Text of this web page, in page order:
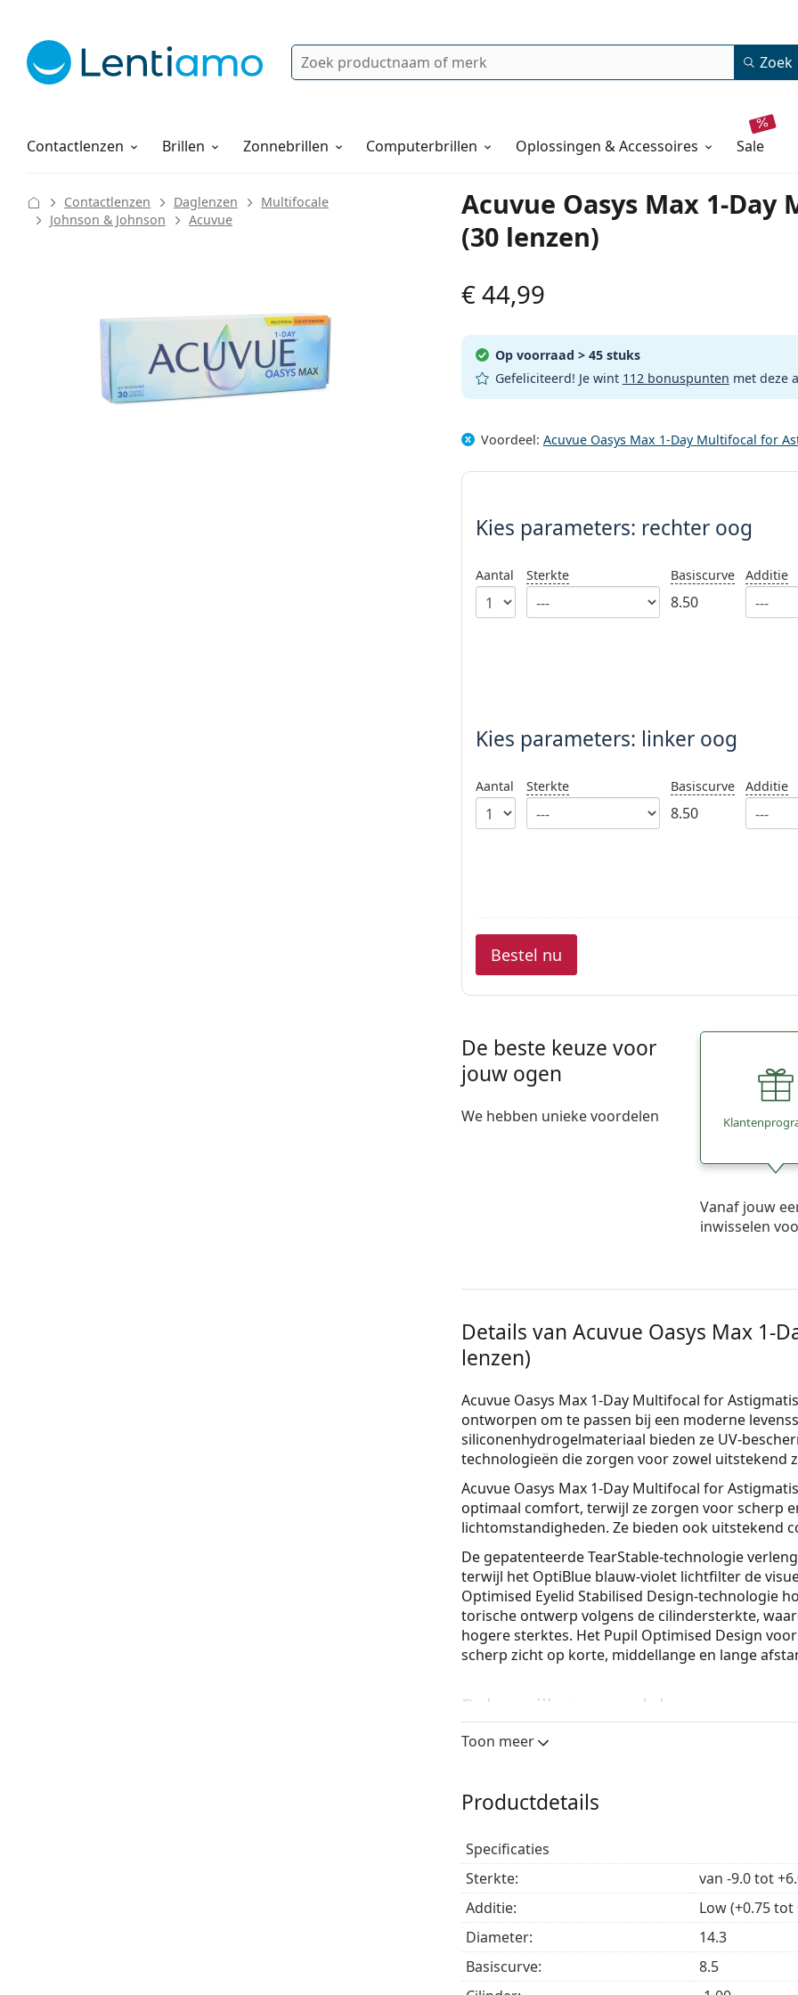
Zoek Zoek
Contactlenzen
Lenzenvloeistoffen Brillen Zonnebrillen Computerbrillen Oplossingen & Accessoires sale
Hoe bestellen
Acuvue Oasys Max 1-
(30 lenzen)
Contactlenzen Daglenzen
Multifocale
Johnson & Johnson
Acuvue
€ 44,99
Op voorraad > 45 stuks
Gefeliciteerd! Je wint 112 bonuspunten met deze
Voordeel: Acuvue Oasys Max 1-Day Multifocal for
Kies parameters:
Kies parameters: rechter oog
Aantal Sterkte Basiscurve
8.50
Additie
Kies parameters: linker oog
Aantal Sterkte Basiscurve
8.50
Additie
Bestel nu
De beste keuze voor
jouw ogen
We hebben unieke voordelen
Vanaf jouw
inwisselen
Details van Acuvue Oasys Max 1-
lenzen)
Acuvue Oasys Max 1-Day Multifocal for
ontworpen om te passen bij een moderne
siliconenhydrogelmateriaal bieden ze UV-
technologieën die zorgen voor zowel uitstekend
Acuvue Oasys Max 1-Day Multifocal for
optimaal comfort, terwijl ze zorgen voor scherp
lichtomstandigheden. Ze bieden ook uitstekend
De gepatenteerde TearStable-technologie
terwijl het OptiBlue blauw-violet lichtfilter de
Optimised Eyelid Stabilised Design-technologie
torische ontwerp volgens de cilindersterkte,
hogere sterktes. Het Pupil Optimised Design
scherp zicht op korte, middellange en lange
Belangrijkste voordelen
Deze daglenzen van
Gezondere ogen– Modern
bestanddeel op en in het lensoppervlak voor
OptiBlue-filter
– Het OptiBlue blauw-violet
door tot 60% van het blauw-violette licht te
Pupil Optimised Design
– Ontwerp
helder en scherp zicht op alle afstanden in alle
Uitstekende lensstabiliteit– De Cylinder
stabilisatiezones om de lens in de juiste
Toon meer
Productdetails
Specificaties
Sterkte:
van -9.0 tot
Additie:
Low (+0.75
Diameter:
14.3
Basiscurve:
8.5